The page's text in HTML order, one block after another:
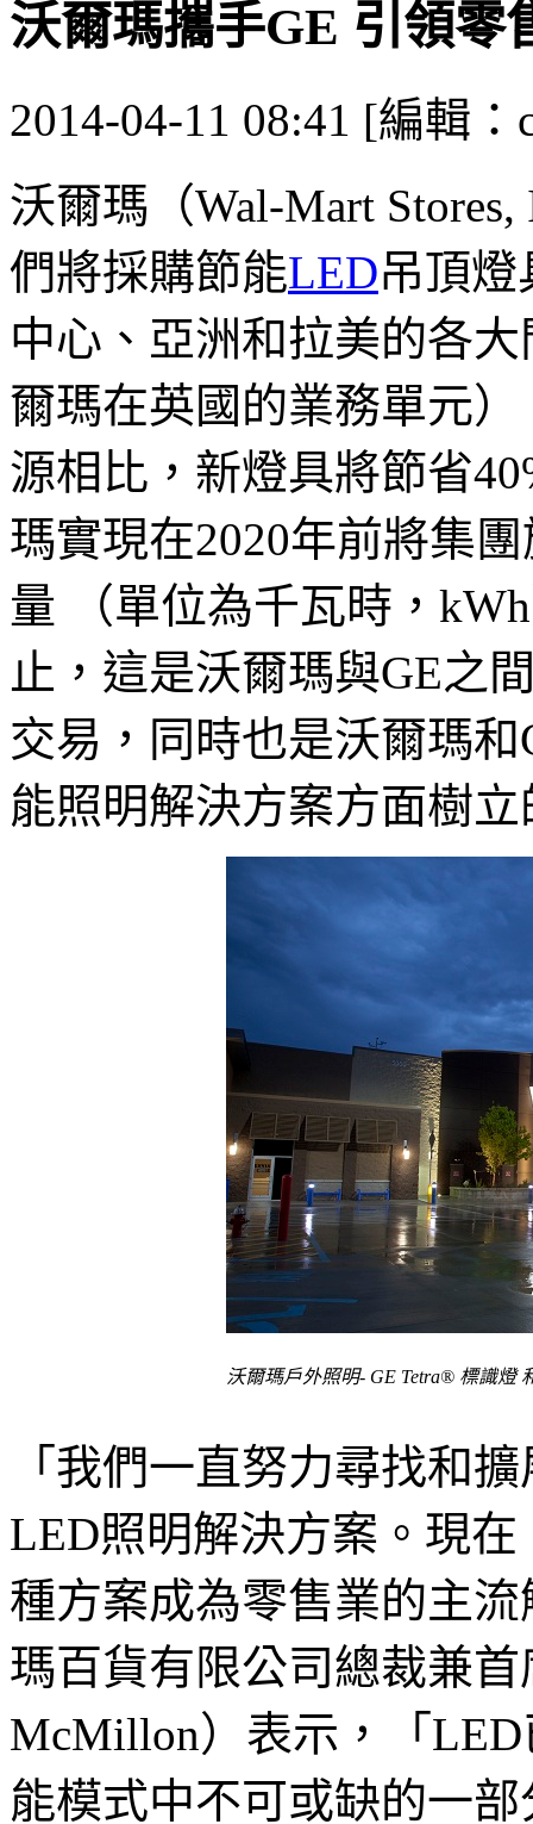
沃爾瑪攜手GE 引領零
2014-04-11 08:41 [編輯：
沃爾瑪（Wal-Mart
們將採購節能LED吊頂
中心、亞洲和拉美的各
爾瑪在英國的業務單元
源相比，新燈具將節省
瑪實現在2020年前將集
量 （單位為千瓦時，
止，這是沃爾瑪與GE之
交易，同時也是沃爾瑪
能照明解決方案方面樹
沃爾瑪戶外照明- GE Tetra® 標識燈
「我們一直努力尋找和
LED照明解決方案。現
種方案成為零售業的主
瑪百貨有限公司總裁兼
McMillon）表示，「
能模式中不可或缺的一